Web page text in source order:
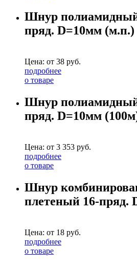
Шнур
пряд. D=10мм (м.п.)
Цена: от 38 руб.
подробнее
о товаре
Шнур
пряд. D=10мм
Цена: от 3 353 руб.
подробнее
о товаре
Шнур
плетеный 16-пряд.
Цена: от 18 руб.
подробнее
о товаре